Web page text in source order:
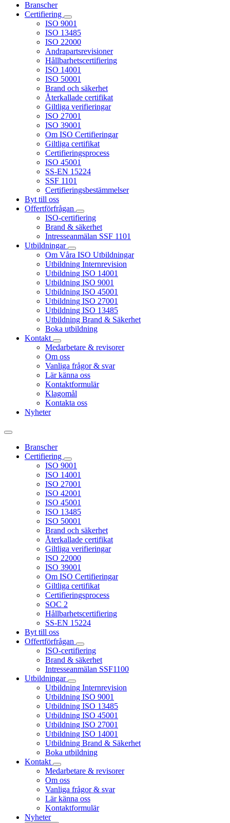
Branscher
Certifiering
ISO 9001
ISO 13485
ISO 22000
Andrapartsrevisioner
Hållbarhetscertifiering
ISO 14001
ISO 50001
Brand och säkerhet
Återkallade certifikat
Giltliga verifieringar
ISO 27001
ISO 39001
Om ISO Certifieringar
Giltliga certifikat
Certifieringsprocess
ISO 45001
SS-EN 15224
SSF 1101
Certifieringsbestämmelser
Byt till oss
Offertförfrågan
ISO-certifiering
Brand & säkerhet
Intresseanmälan SSF 1101
Utbildningar
Om Våra ISO Utbildningar
Utbildning Internrevision
Utbildning ISO 14001
Utbildning ISO 9001
Utbildning ISO 45001
Utbildning ISO 27001
Utbildning ISO 13485
Utbildning Brand & Säkerhet
Boka utbildning
Kontakt
Medarbetare & revisorer
Om oss
Vanliga frågor & svar
Lär känna oss
Kontaktformulär
Klagomål
Kontakta oss
Nyheter
Branscher
Certifiering
ISO 9001
ISO 14001
ISO 27001
ISO 42001
ISO 45001
ISO 13485
ISO 50001
Brand och säkerhet
Återkallade certifikat
Giltliga verifieringar
ISO 22000
ISO 39001
Om ISO Certifieringar
Giltliga certifikat
Certifieringsprocess
SOC 2
Hållbarhetscertifiering
SS-EN 15224
Byt till oss
Offertförfrågan
ISO-certifiering
Brand & säkerhet
Intresseanmälan SSF1100
Utbildningar
Utbildning Internrevision
Utbildning ISO 9001
Utbildning ISO 13485
Utbildning ISO 45001
Utbildning ISO 27001
Utbildning ISO 14001
Utbildning Brand & Säkerhet
Boka utbildning
Kontakt
Medarbetare & revisorer
Om oss
Vanliga frågor & svar
Lär känna oss
Kontaktformulär
Nyheter